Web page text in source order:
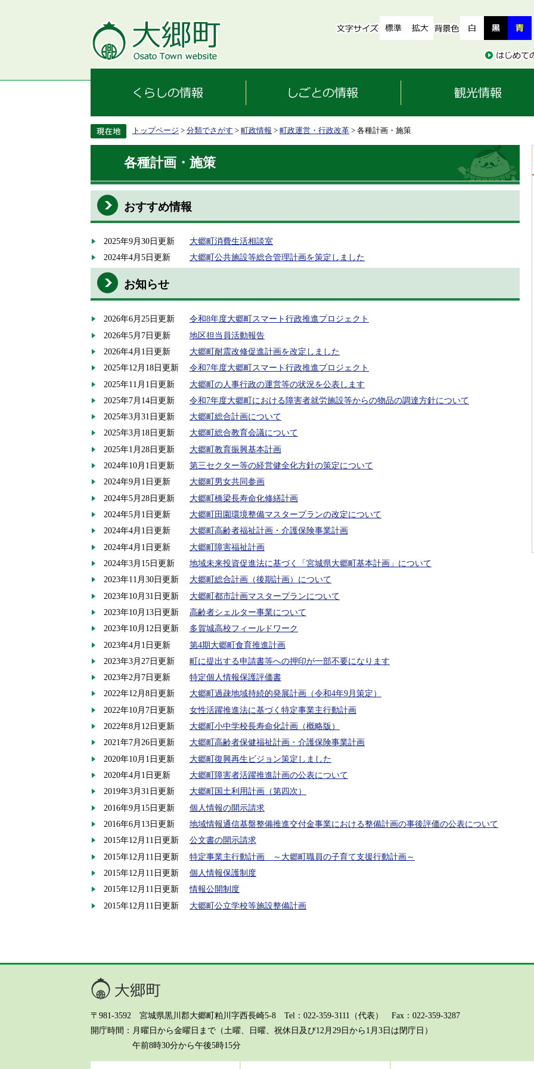
トップページ > 分類でさがす > 町政情報 > 町政運営・行政改革 > 各種計画・施策
各種計画・施策
おすすめ情報
2025年9月30日更新
大郷町消費生活相談室
2024年4月5日更新
大郷町公共施設等総合管理計画を策定しました
お知らせ
2026年6月25日更新
令和8年度大郷町スマート行政推進プロジェクト
2026年5月7日更新
地区担当員活動報告
2026年4月1日更新
大郷町耐震改修促進計画を改定しました
2025年12月18日更新
令和7年度大郷町スマート行政推進プロジェクト
2025年11月1日更新
大郷町の人事行政の運営等の状況を公表します
2025年7月14日更新
令和7年度大郷町における障害者就労施設等からの物品の調達方針について
2025年3月31日更新
大郷町総合計画について
2025年3月18日更新
大郷町総合教育会議について
2025年1月28日更新
大郷町教育振興基本計画
2024年10月1日更新
第三セクター等の経営健全化方針の策定について
2024年9月1日更新
大郷町男女共同参画
2024年5月28日更新
大郷町橋梁長寿命化修繕計画
2024年5月1日更新
大郷町田園環境整備マスタープランの改定について
2024年4月1日更新
大郷町高齢者福祉計画・介護保険事業計画
2024年4月1日更新
大郷町障害福祉計画
2024年3月15日更新
地域未来投資促進法に基づく「宮城県大郷町基本計画」について
2023年11月30日更新
大郷町総合計画（後期計画）について
2023年10月31日更新
大郷町都市計画マスタープランについて
2023年10月13日更新
高齢者シェルター事業について
2023年10月12日更新
多賀城高校フィールドワーク
2023年4月1日更新
第4期大郷町食育推進計画
2023年3月27日更新
町に提出する申請書等への押印が一部不要になります
2023年2月7日更新
特定個人情報保護評価書
2022年12月8日更新
大郷町過疎地域持続的発展計画（令和4年9月策定）
2022年10月7日更新
女性活躍推進法に基づく特定事業主行動計画
2022年8月12日更新
大郷町小中学校長寿命化計画（概略版）
2021年7月26日更新
大郷町高齢者保健福祉計画・介護保険事業計画
2020年10月1日更新
大郷町復興再生ビジョン策定しました
2020年4月1日更新
大郷町障害者活躍推進計画の公表について
2019年3月31日更新
大郷町国土利用計画（第四次）
2016年9月15日更新
個人情報の開示請求
2016年6月13日更新
地域情報通信基盤整備推進交付金事業における整備計画の事後評価の公表について
2015年12月11日更新
公文書の開示請求
2015年12月11日更新
特定事業主行動計画 ～大郷町職員の子育て支援行動計画～
2015年12月11日更新
個人情報保護制度
2015年12月11日更新
情報公開制度
2015年12月11日更新
大郷町公立学校等施設整備計画
〒981-3592 宮城県黒川郡大郷町粕川字西長崎5-8 Tel：022-359-3111（代表） Fax：022-359-3287
開庁時間
月曜日から金曜日まで（土曜、日曜、祝休日及び12月29日から1月3日は閉庁日）
午前8時30分から午後5時15分